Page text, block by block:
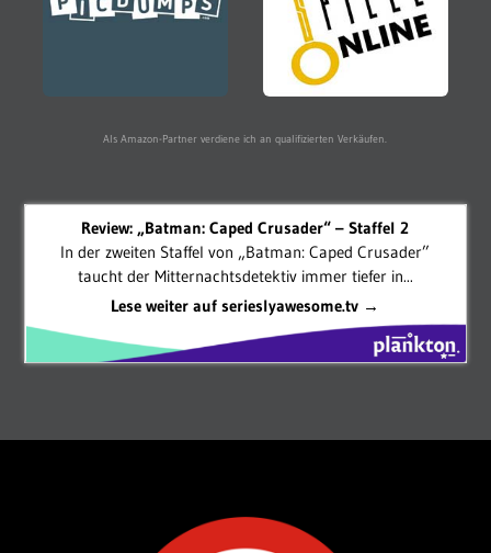
Als Amazon-Partner verdiene ich an qualifizierten Verkäufen.
Review: „Batman: Caped Crusader“ – Staffel 2
In der zweiten Staffel von „Batman: Caped Crusader”
taucht der Mitternachtsdetektiv immer tiefer in...
Lese weiter auf serieslyawesome.tv →